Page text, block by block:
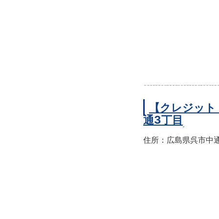
【クレジッ
通3丁目
住所：広島県呉市中